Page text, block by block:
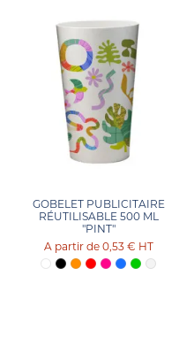
GOBELET PUBLICITAIRE
RÉUTILISABLE 500 ML
"PINT"
0,53 € HT